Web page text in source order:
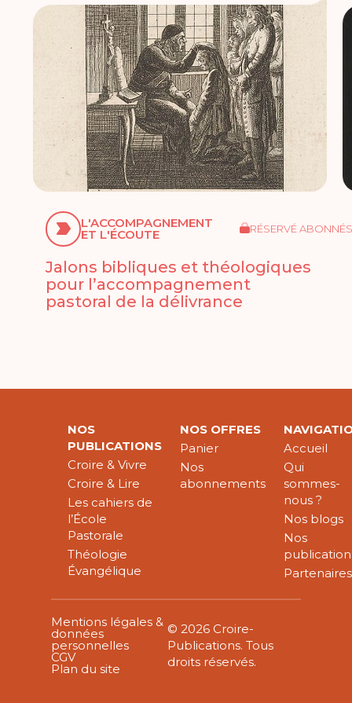
L'ACCOMPAGNEMENT
ET L'ÉCOUTE RÉSERVÉ ABONNÉS
Jalons bibliques et théologiques
pour l’accompagnement
pastoral de la délivrance
NOS
PUBLICATIONS
Croire & Vivre
Croire & Lire
Les cahiers de
l’École
Pastorale
Théologie
Évangélique
NOS OFFRES
Panier
Nos
abonnements
Accueil
Qui
sommes-
nous ?
Nos blogs
Nos
Partenaires
Mentions légales &
données
personnelles
CGV
Plan du site
© 2026 Croire-
Publications. Tous
droits réservés.